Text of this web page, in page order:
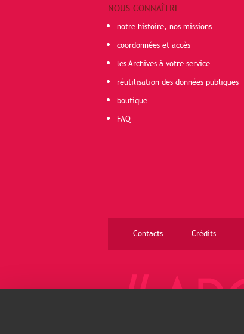
NOUS CONNAÎTRE
notre histoire, nos missions
coordonnées et accès
les Archives à votre service
réutilisation des données publiques
boutique
FAQ
Contacts Crédits